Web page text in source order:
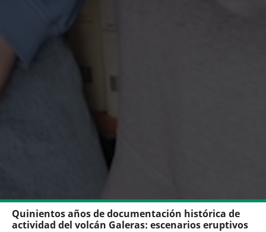
Quinientos años de documentación histórica de
actividad del volcán Galeras: escenarios eruptivos